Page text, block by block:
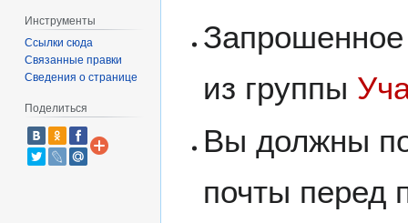
Запрошенное
из группы
Вы должны
почты перед
Инструменты
Ссылки сюда
Связанные правки
Сведения о странице
Поделиться